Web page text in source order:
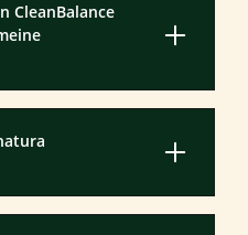
CleanBalance